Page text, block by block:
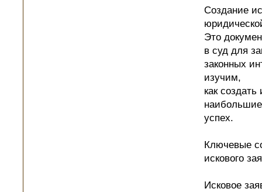
Создание
Это
в суд для
законных
изучим,
как
успех.
Ключевые
искового
Исковое